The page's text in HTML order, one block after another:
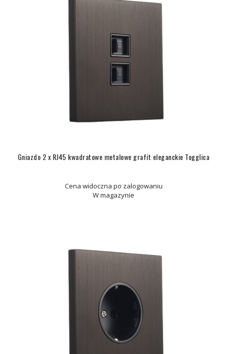
Gniazdo 2 x RJ45 kwadratowe metalowe grafit eleganckie Togglica
Cena widoczna po zalogowaniu
W magazynie